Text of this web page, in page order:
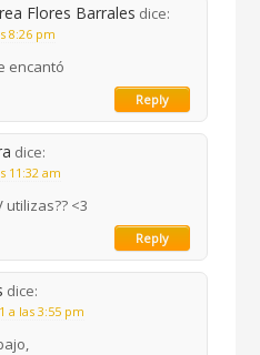
Flores Barrales dice:
8:26 pm
encantó
Reply
dice:
11:32 am
utilizas?? <3
Reply
dice:
a las 3:55 pm